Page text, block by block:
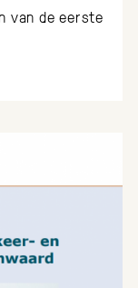
van de eerste